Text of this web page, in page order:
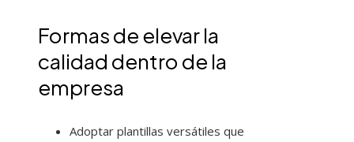
Formas de elevar la
calidad dentro de la
empresa
Adoptar plantillas versátiles que